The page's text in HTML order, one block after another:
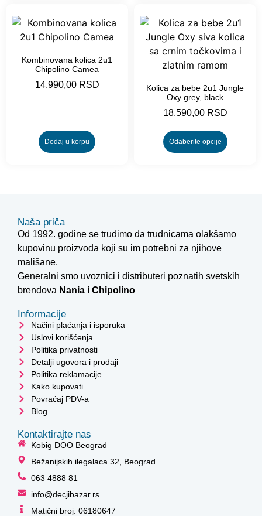
Kombinovana kolica 2u1
Chipolino Camea
14.990,00 RSD
Dodaj u korpu
Kolica za bebe 2u1 Jungle
Oxy grey, black
18.590,00 RSD
Odaberite opcije
Naša priča
Od 1992. godine se trudimo da trudnicama olakšamo
kupovinu proizvoda koji su im potrebni za njihove
mališane.
Generalni smo uvoznici i distributeri poznatih svetskih
brendova Nania i Chipolino
Informacije
Načini plaćanja i isporuka
Uslovi korišćenja
Politika privatnosti
Detalji ugovora i prodaji
Politika reklamacije
Kako kupovati
Povraćaj PDV-a
Blog
Kontaktirajte nas
Kobig DOO Beograd
Bežanijskih ilegalaca 32, Beograd
063 4888 81
info@decjibazar.rs
Matični broj: 06180647